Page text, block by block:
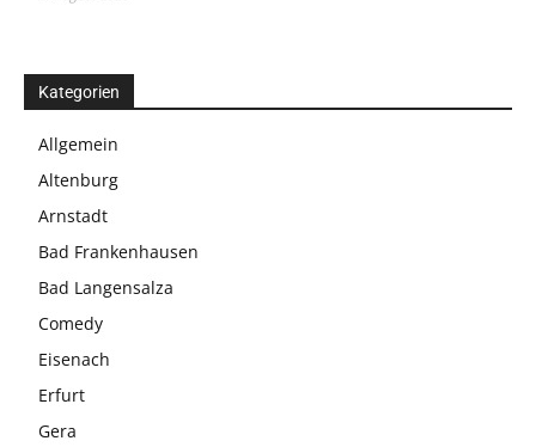
Kategorien
Allgemein
Altenburg
Arnstadt
Bad Frankenhausen
Bad Langensalza
Comedy
Eisenach
Erfurt
Gera